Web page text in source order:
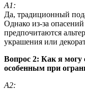
А1:
Да, традиционный
Однако из-за
предпочитаются
украшения или
Вопрос 2: Как я могу
особенным при
А2: